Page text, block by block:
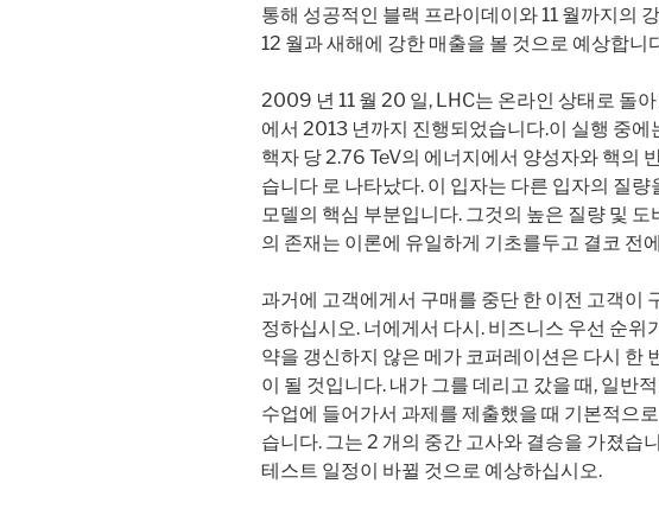
통해 성공적인 블랙 프라이데이와 11 월까지의
12 월과 새해에 강한 매출을 볼 것으로 예상합니
2009 년 11 월 20 일, LHC는 온라인 상태로 돌
에서 2013 년까지 진행되었습니다.이 실행 중에
핵자 당 2.76 TeV의 에너지에서 양성자와 핵의
습니다 로 나타났다. 이 입자는 다른 입자의 질
모델의 핵심 부분입니다. 그것의 높은 질량 및
의 존재는 이론에 유일하게 기초를두고 결코 전
과거에 고객에게서 구매를 중단 한 이전 고객이
정하십시오. 너에게서 다시. 비즈니스 우선 순위
약을 갱신하지 않은 메가 코퍼레이션은 다시 한
이 될 것입니다. 내가 그를 데리고 갔을 때, 일반
수업에 들어가서 과제를 제출했을 때 기본적으
습니다. 그는 2 개의 중간 고사와 결승을 가졌습
테스트 일정이 바뀔 것으로 예상하십시오.